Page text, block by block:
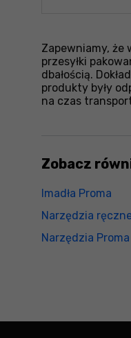
Zapewniamy, że
przesyłki
dbałością.
produkty były
na czas
Zobacz
Imadła Proma
Narzędzia
Narzędzia Proma